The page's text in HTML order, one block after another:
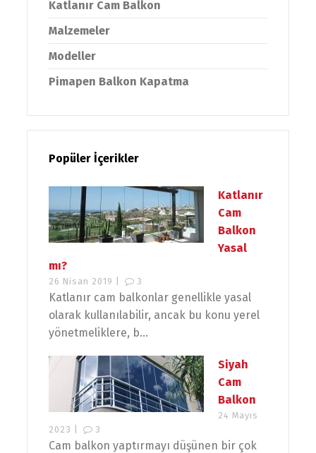
Katlanır Cam Balkon
Malzemeler
Modeller
Pimapen Balkon Kapatma
Popüler İçerikler
Katlanır
Cam
Balkon
Yasal
mı?
26 Nisan 2019 | 3
Katlanır cam balkonlar genellikle yasal
olarak kullanılabilir, ancak bu konu yerel
yönetmeliklere, b...
Siyah
Cam
Balkon
24 Mayıs
2023 |
3
Cam balkon yaptırmayı düşünen bir çok